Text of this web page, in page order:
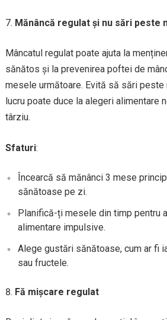
Mănâncă regulat și nu sări peste
Mâncatul regulat poate ajuta la
sănătos și la prevenirea poftei de
mesele următoare. Evită să sări
lucru poate duce la alegeri alimentare
târziu.
Sfaturi:
Încearcă să mănânci 3 mese
sănătoase pe zi.
Planifică-ți mesele din timp pentru
alimentare impulsive.
Alege gustări sănătoase, cum ar fi
sau fructele.
Fă mișcare regulat